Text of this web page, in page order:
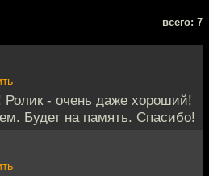
всего: 7
Ролик - очень даже хороший!
Будет на память. Спасибо!